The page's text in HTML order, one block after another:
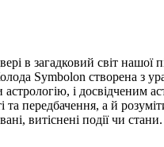
загадковий світ нашої
Symbolon створена з
астрологію, і
передбачення, а й
витіснені події чи